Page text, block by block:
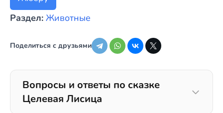
Раздел: Животные
Поделиться с друзьями
Вопросы и ответы по сказке
Целевая Лисица